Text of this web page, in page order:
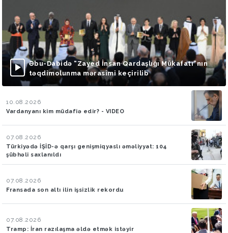
Əbu-Dabidə “Zayed İnsan Qardaşlığı Mükafatı”nın
təqdimolunma mərasimi keçirilib
10.08.2026
Vardanyanı kim müdafiə edir? - VIDEO
07.08.2026
Türkiyədə İŞİD-ə qarşı genişmiqyaslı əməliyyat: 104
şübhəli saxlanıldı
07.08.2026
Fransada son altı ilin işsizlik rekordu
07.08.2026
Tramp: İran razılaşma əldə etmək istəyir